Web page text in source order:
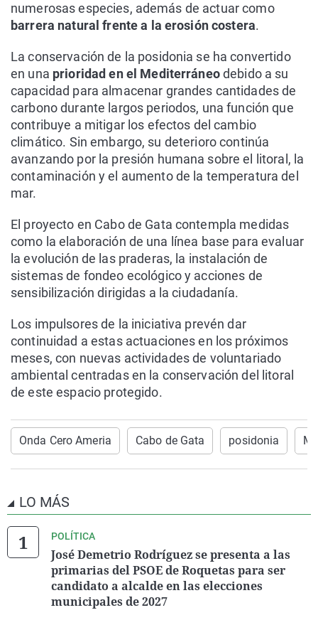
numerosas especies, además de actuar como
barrera natural frente a la erosión costera.
La conservación de la posidonia se ha convertido
en una prioridad en el Mediterráneodebido a su
capacidad para almacenar grandes cantidades de
carbono durante largos periodos, una función que
contribuye a mitigar los efectos del cambio
climático. Sin embargo, su deterioro continúa
avanzando por la presión humana sobre el litoral, la
contaminación y el aumento de la temperatura del
mar.
El proyecto en Cabo de Gata contempla medidas
como la elaboración de una línea base para evaluar
la evolución de las praderas, la instalación de
sistemas de fondeo ecológico y acciones de
sensibilización dirigidas a la ciudadanía.
Los impulsores de la iniciativa prevén dar
continuidad a estas actuaciones en los próximos
meses, con nuevas actividades de voluntariado
ambiental centradas en la conservación del litoral
de este espacio protegido.
Onda Cero Ameria Cabo de Gata posidonia
LO MÁS
POLÍTICA
José Demetrio Rodríguez se presenta a las
primarias del PSOE de Roquetas para ser
candidato a alcalde en las elecciones
municipales de 2027